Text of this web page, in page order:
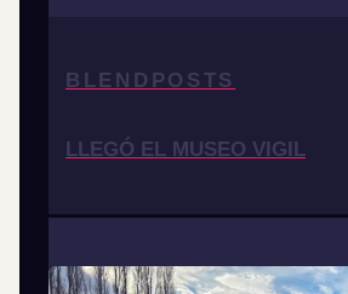
BLENDPOSTS
LLEGÓ EL MUSEO VIGIL